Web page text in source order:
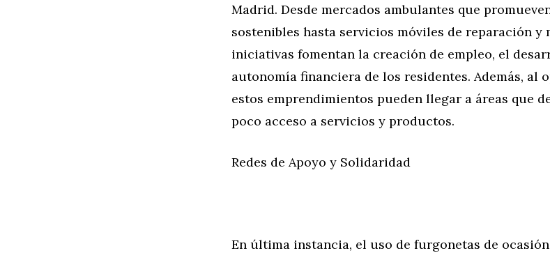
Madrid. Desde mercados ambulantes que
sostenibles hasta servicios móviles de reparación y
iniciativas fomentan la creación de empleo, el
autonomía financiera de los residentes. Además, al
estos emprendimientos pueden llegar a áreas que
poco acceso a servicios y productos.
Redes de Apoyo y Solidaridad
En última instancia, el uso de furgonetas de